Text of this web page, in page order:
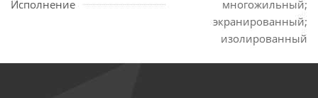
Исполнение
многожильный;
экранированный;
изолированный